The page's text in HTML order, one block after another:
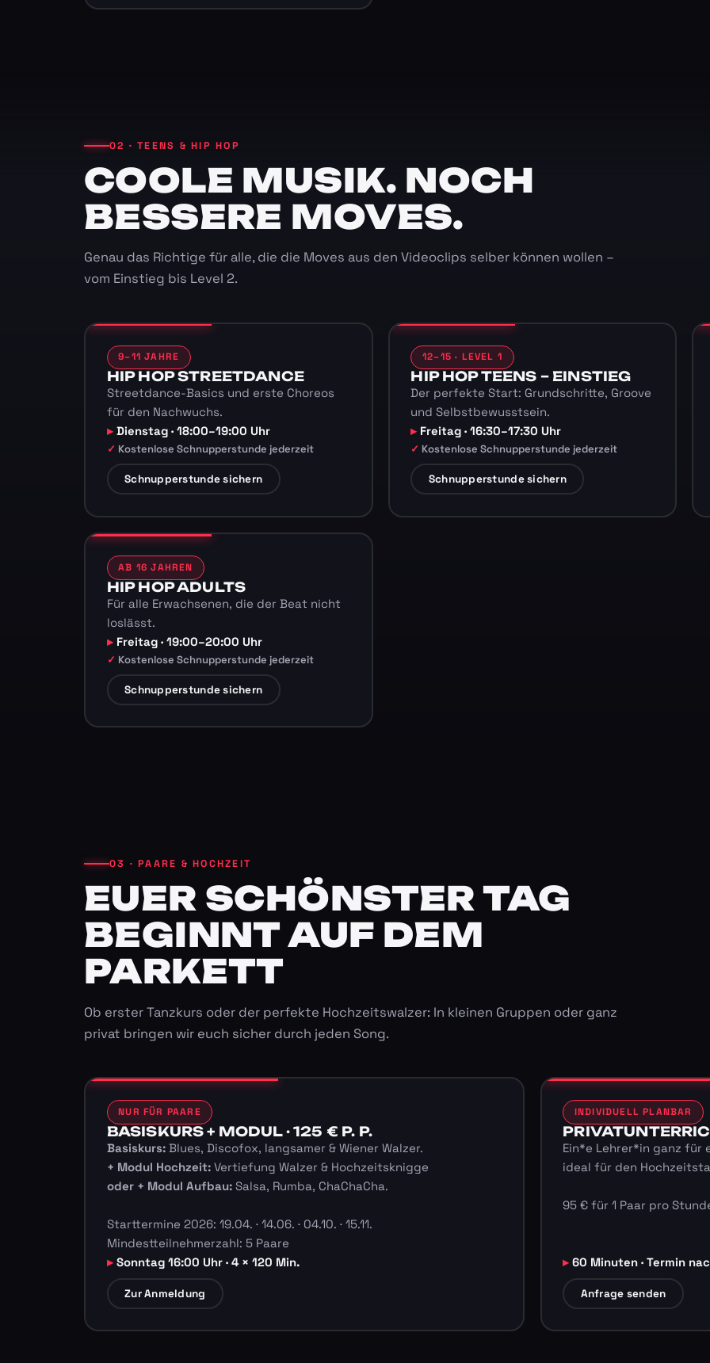
02 · TEENS & HIP HOP
COOLE MUSIK. NOCH
BESSERE MOVES.
Genau das Richtige für alle, die die Moves aus den Videoclips selber können wollen –
vom Einstieg bis Level 2.
9–11 JAHRE
HIP HOP STREETDANCE
Streetdance-Basics und erste Choreos
für den Nachwuchs.
Dienstag · 18:00–19:00 Uhr
Kostenlose Schnupperstunde jederzeit
Schnupperstunde sichern
12–15 · LEVEL 1
HIP HOP TEENS – EINSTIEG
Der perfekte Start: Grundschritte, Groove
und Selbstbewusstsein.
Freitag · 16:30–17:30 Uhr
Kostenlose Schnupperstunde jederzeit
Schnupperstunde sichern
AB 16 JAHREN
HIP HOP ADULTS
Für alle Erwachsenen, die der Beat nicht
loslässt.
Freitag · 19:00–20:00 Uhr
Kostenlose Schnupperstunde jederzeit
Schnupperstunde sichern
03 · PAARE & HOCHZEIT
EUER SCHÖNSTER TAG
BEGINNT AUF DEM
PARKETT
Ob erster Tanzkurs oder der perfekte Hochzeitswalzer: In kleinen Gruppen oder ganz
privat bringen wir euch sicher durch jeden Song.
NUR FÜR PAARE
BASISKURS + MODUL · 125 € P. P.
Basiskurs:Blues, Discofox, langsamer & Wiener Walzer.
+ Modul Hochzeit:Vertiefung Walzer & Hochzeitsknigge
oder + Modul Aufbau:Salsa, Rumba, ChaChaCha.
Starttermine 2026: 19.04. · 14.06. · 04.10. · 15.11.
Mindestteilnehmerzahl: 5 Paare
Sonntag 16:00 Uhr · 4 × 120 Min.
Zur Anmeldung
INDIVIDUELL PLANBAR
Ein*e Lehrer*in ganz für
ideal für den
95 € für 1 Paar pro
60 Minuten · Termin
Anfrage senden